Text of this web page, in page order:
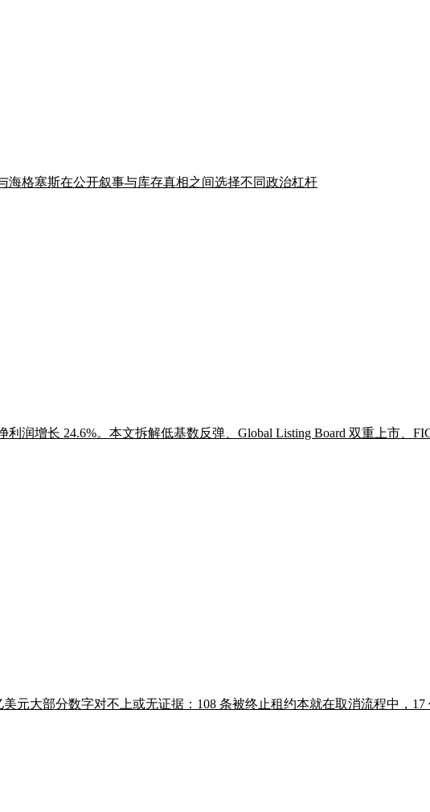
海格塞斯在公开叙事与库存真相之间选择不同政治杠杆
润增长 24.6%。本文拆解低基数反弹、Global Listing Board 双重上市、
元大部分数字对不上或无证据：108 条被终止租约本就在取消流程中，